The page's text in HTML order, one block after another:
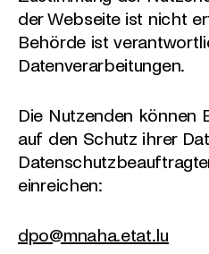
der Webseite ist nicht
Behörde ist
Datenverarbeitungen.
Die Nutzenden können
auf den Schutz ihrer
einreichen:
dpo@mnaha.etat.lu